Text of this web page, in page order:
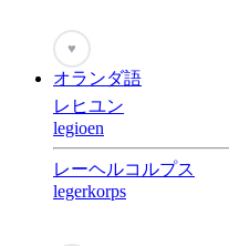
♥
オランダ語
レヒユン
legioen
レーヘルコルプス
legerkorps